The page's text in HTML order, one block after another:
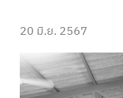
20 มิ.ย. 2567